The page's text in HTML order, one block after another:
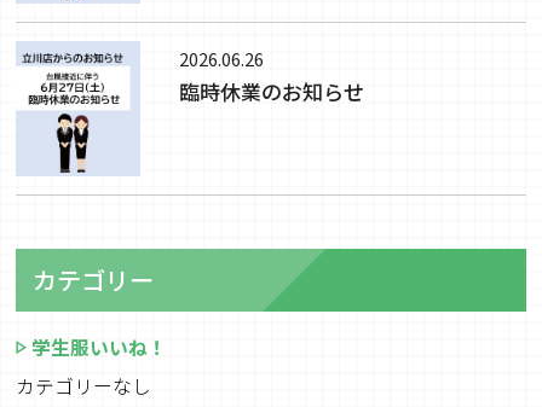
2026.06.26
臨時休業のお知らせ
カテゴリー
学生服いいね！
カテゴリーなし